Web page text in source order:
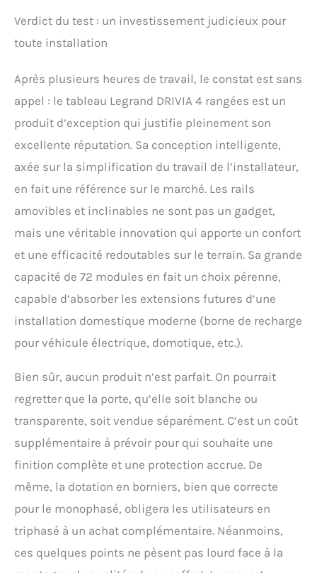
Verdict du test : un investissement judicieux pour
toute installation
Après plusieurs heures de travail, le constat est sans
appel : le tableau Legrand DRIVIA 4 rangées est un
produit d’exception qui justifie pleinement son
excellente réputation. Sa conception intelligente,
axée sur la simplification du travail de l’installateur,
en fait une référence sur le marché. Les rails
amovibles et inclinables ne sont pas un gadget,
mais une véritable innovation qui apporte un confort
et une efficacité redoutables sur le terrain. Sa grande
capacité de 72 modules en fait un choix pérenne,
capable d’absorber les extensions futures d’une
installation domestique moderne (borne de recharge
pour véhicule électrique, domotique, etc.).
Bien sûr, aucun produit n’est parfait. On pourrait
regretter que la porte, qu’elle soit blanche ou
transparente, soit vendue séparément. C’est un coût
supplémentaire à prévoir pour qui souhaite une
finition complète et une protection accrue. De
même, la dotation en borniers, bien que correcte
pour le monophasé, obligera les utilisateurs en
triphasé à un achat complémentaire. Néanmoins,
ces quelques points ne pèsent pas lourd face à la